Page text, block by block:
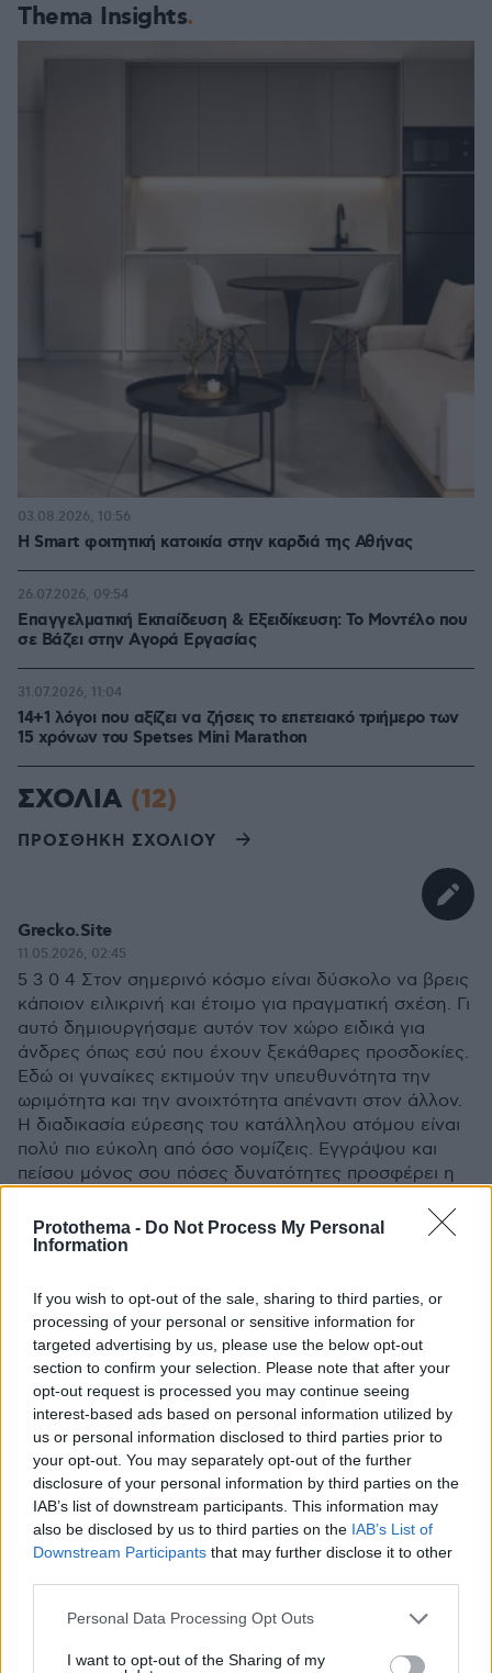
Protothema - Do Not Process My Personal
Information
If you wish to opt-out of the sale, sharing to third parties, or
processing of your personal or sensitive information for
targeted advertising by us, please use the below opt-out
section to confirm your selection. Please note that after your
opt-out request is processed you may continue seeing
interest-based ads based on personal information utilized by
us or personal information disclosed to third parties prior to
your opt-out. You may separately opt-out of the further
disclosure of your personal information by third parties on the
IAB’s list of downstream participants. This information may
also be disclosed by us to third parties on the IAB’s List of
Downstream Participants that may further disclose it to other
Please note that this website/app uses one or more Google
not limited to your visit or usage behaviour. You may click to
Personal Data Processing Opt Outs
I want to opt-out of the Sharing of my
Thema Insights
Η Smart φοιτητική κατοικία στην καρδιά της Αθήνας
03.08.2026, 10:56
Επαγγελματική Εκπαίδευση & Εξειδίκευση: Το Mοντέλο που
σε Bάζει στην Aγορά Eργασίας
26.07.2026, 09:54
14+1 λόγοι που αξίζει να ζήσεις το επετειακό τριήμερο των
15 χρόνων του Spetses Mini Marathon
31.07.2026, 11:04
ΣΧΟΛΙΑ (12)
ΠΡΟΣΘΗΚΗ ΣΧΟΛΙΟΥ
Grecko.Site
11.05.2026, 02:45
5 3 0 4 Στον σημερινό κόσμο είναι δύσκολο να βρεις
κάποιον ειλικρινή και έτοιμο για πραγματική σχέση. Γι
αυτό δημιουργήσαμε αυτόν τον χώρο ειδικά για
άνδρες όπως εσύ που έχουν ξεκάθαρες προσδοκίες.
Εδώ οι γυναίκες εκτιμούν την υπευθυνότητα την
ωριμότητα και την ανοιχτότητα απέναντι στον άλλον.
Η διαδικασία εύρεσης του κατάλληλου ατόμου είναι
πολύ πιο εύκολη από όσο νομίζεις. Εγγράψου και
πείσου μόνος σου πόσες δυνατότητες προσφέρει η
ΑΠΑΝΤΗΣΗ
Vasilis UK
10.05.2026, 21:00
Για να τους δώσει ο ίδιος τους ο πατέρας φαντάσου
πόσα λεφτά του είχαν φάει...
ΑΠΑΝΤΗΣΗ
Φέυνμαν
10.05.2026, 20:48
Στην αρχή νόμιζα ότι διαφώνισαν σε επιστημονικό
ζήτημα. Μετά είδα ότι ήταν οπαδοί της ιταλικής
ομάδας.
ΑΠΑΝΤΗΣΗ
Βαγγελης